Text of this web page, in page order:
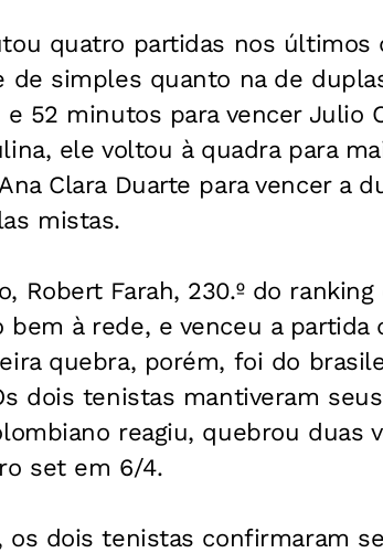
quatro partidas nos últimos
de simples quanto na de
52 minutos para vencer Julio
ele voltou à quadra para
Clara Duarte para vencer a
mistas.
Robert Farah, 230.º do
bem à rede, e venceu a partida
quebra, porém, foi do
dois tenistas mantiveram
reagiu, quebrou duas
set em 6/4.
os dois tenistas confirmaram